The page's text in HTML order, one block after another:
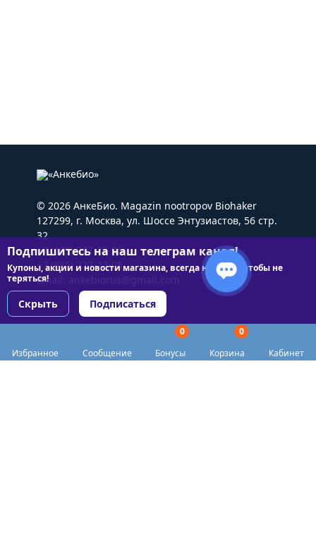
Избранное Сообщение
0
Бонусы
0
Корзина
Кабинет
© 2026 АнкеБио. Magazin nootropov Biohaker
127299, г. Москва, ул. Шоссе Энтузиастов, 56 стр.
32
+7 (495) 227-22-05
+7 (985) 227-22-05
Email: ankebiorus@gmail.com
Подпишитесь на наш телеграм канал!
Купоны, акции и новости магазина, всегда на связи чтобы не
теряться!
Скрыть Подписаться